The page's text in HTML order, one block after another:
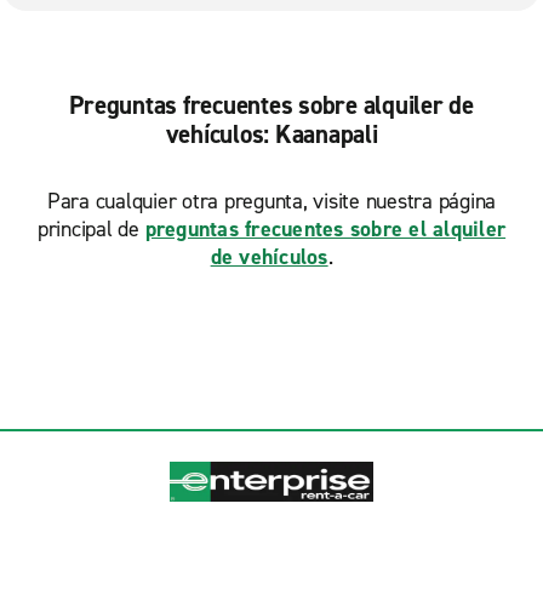
Preguntas frecuentes sobre alquiler de
vehículos: Kaanapali
Para cualquier otra pregunta, visite nuestra página
principal de preguntas frecuentes sobre el alquiler
de vehículos.